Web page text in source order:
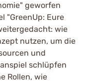
geworfen
"GreenUp: Eure
wie
nutzen, um die
und
schlüpfen
Rollen, wie